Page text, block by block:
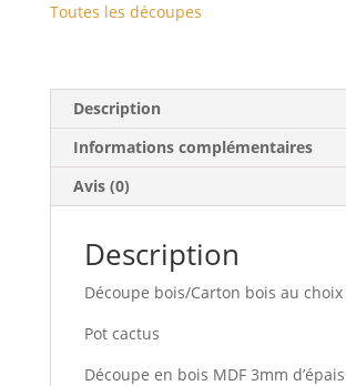
Toutes les découpes
Description
Informations complémentaires
Avis (0)
Description
Découpe bois/Carton bois au choix
Pot cactus
Découpe en bois MDF 3mm